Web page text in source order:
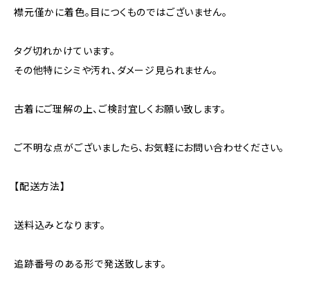
襟元僅かに着色。目につくものではございません。
タグ切れかけています。
その他特にシミや汚れ、ダメージ見られません。
古着にご理解の上、ご検討宜しくお願い致します。
ご不明な点がございましたら、お気軽にお問い合わせください。
【配送方法】
送料込みとなります。
追跡番号のある形で発送致します。